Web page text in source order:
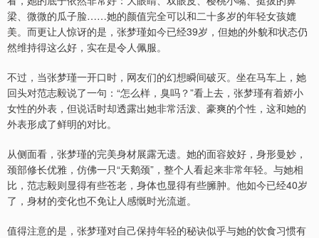
梁、微微的瓜子脸……她的颜值完全可以和二十多岁的年轻女孩媲
美。而更让人惊讶的是，张梦瑾如今已经39岁，但她的外貌和状态仍
然维持得这么好，实在是令人佩服。
不过，当张梦瑾一开口时，网友们的幻想瞬间破灭。坐在马车上，她
回头对范志毅说了一句：“怎么样，臭吗？”看上去，张梦瑾有着娇小
女性的外表，但说话时却透露出她非常活泼、豪爽的个性，这和她的
外表形成了鲜明的对比。
从侧面看，张梦瑾的完美身材展露无遗。她的面容姣好，身形曼妙，
颈部修长优雅，仿佛一只“天鹅颈”，整个人看起来非常年轻。与她相
比，范志毅则显得有些苍老，身体也显得有些臃肿。他如今已经40岁
了，身材的变化也不免让人感慨时光流逝。
值得注意的是，张梦瑾对自己保持年轻的秘诀似乎与她的饮食习惯有